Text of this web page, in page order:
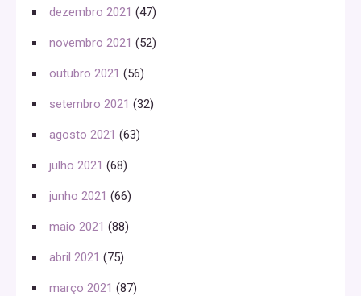
dezembro 2021 (47)
novembro 2021 (52)
outubro 2021 (56)
setembro 2021 (32)
agosto 2021 (63)
julho 2021 (68)
junho 2021 (66)
maio 2021 (88)
abril 2021 (75)
março 2021 (87)